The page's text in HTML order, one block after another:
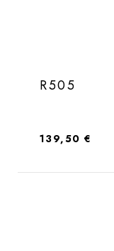
R505
Regulärer Preis:
139,50 €